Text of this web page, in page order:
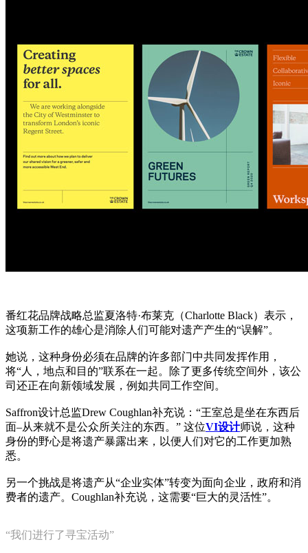
番红花品牌战略总监夏洛特·布莱克（Charlotte Black）表示，
这项新工作的雄心是消除人们可能对遗产产生的“误解”。
她说，这种身份必须在品牌的许多部门中共同发挥作用，
将“人，地点和目的”联系在一起。除了更多传统空间外，该公
司还正在向新领域发展，例如共同工作空间。
Saffron设计总监Drew Coughlan补充说：“王室总是坐在东西后
面–从来就不是公众所关注的东西。” 这位VI设计师说，这种
身份的野心是将遗产暴露出来，以便人们对它的工作更加熟
悉。
另一个挑战是将遗产从“企业实体”转变为面向企业，政府和消
费者的遗产。Coughlan补充说，这需要“巨大的灵活性”。
“我们进行了寻宝活动”